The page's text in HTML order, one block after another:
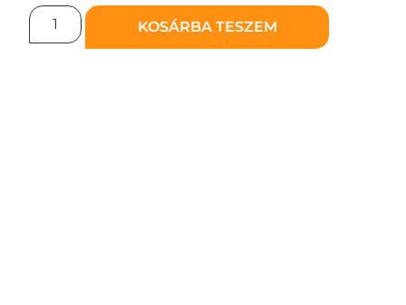
KOSÁRBA TESZEM